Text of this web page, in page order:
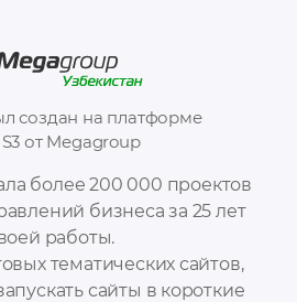
более 200 000 проектов
бизнеса за 25 лет
работы.
тематических сайтов,
сайты в короткие
создан на платформе
от Megagroup